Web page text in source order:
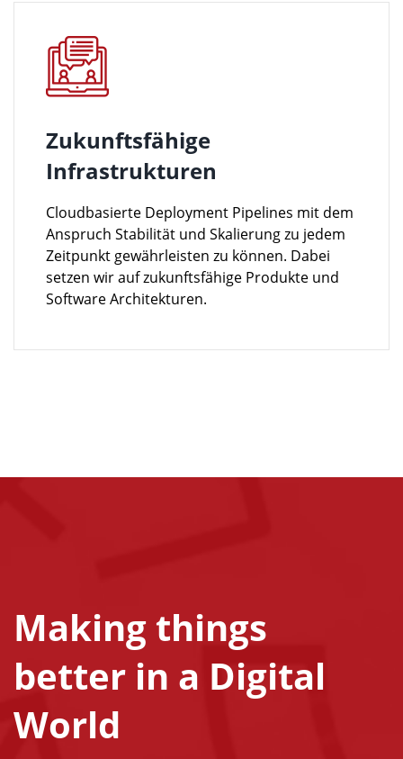
Zukunftsfähige
Infrastrukturen
Cloudbasierte Deployment Pipelines mit dem
Anspruch Stabilität und Skalierung zu jedem
Zeitpunkt gewährleisten zu können. Dabei
setzen wir auf zukunftsfähige Produkte und
Software Architekturen.
Making things
better in a Digital
World